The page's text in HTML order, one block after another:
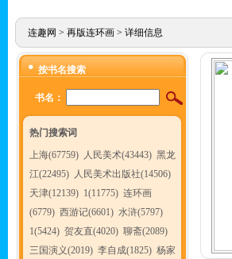
连趣网 > 再版连环画> 详细信息
按书名搜索
书名：
热门搜索词
上海(67759) 人民美术(43443) 黑龙
江(22495) 人民美术出版社(14506)
天津(12139) 1(11775) 连环画
(6779) 西游记(6601) 水浒(5797)
1(5424) 贺友直(4020) 聊斋(2089)
三国演义(2019) 李自成(1825) 杨家